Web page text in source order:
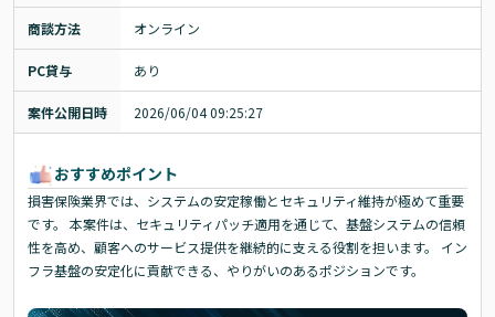
商談方法 オンライン
PC貸与 あり
案件公開日時 2026/06/04 09:25:27
おすすめポイント
損害保険業界では、システムの安定稼働とセキュリティ維持が極めて重要
です。 本案件は、セキュリティパッチ適用を通じて、基盤システムの信頼
性を高め、顧客へのサービス提供を継続的に支える役割を担います。 イン
フラ基盤の安定化に貢献できる、やりがいのあるポジションです。